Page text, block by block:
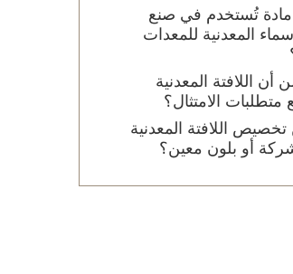
تُستخدم في صنع
المعدنية للمعدات
اللافتة المعدنية
متطلبات الامتثال؟
اللافتة المعدنية
أو بلون معين؟